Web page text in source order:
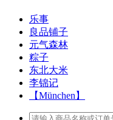
乐事
良品铺子
元气森林
粽子
东北大米
李锦记
【München】